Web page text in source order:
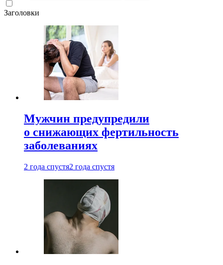
Заголовки
Мужчин предупредили
о снижающих фертильность
заболеваниях
2 года спустя2 года спустя